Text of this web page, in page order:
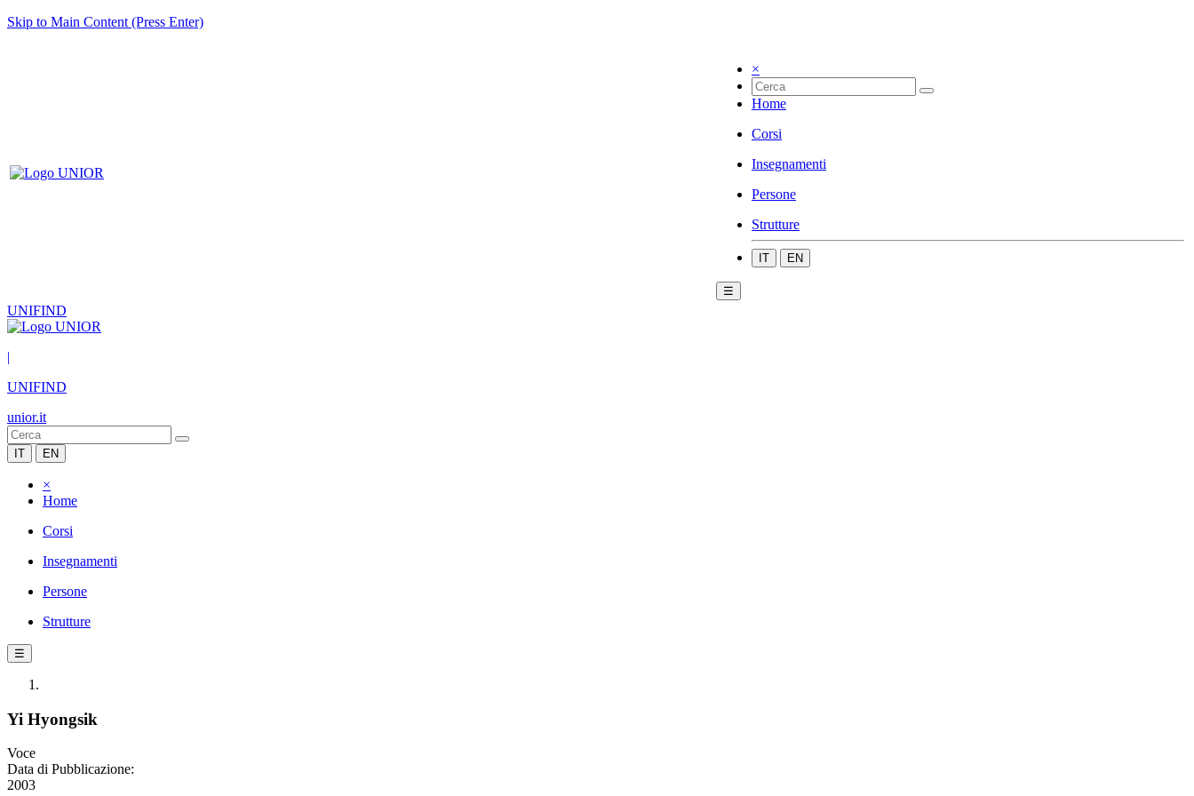
Skip to Main Content (Press Enter)
×
Home
Corsi
Insegnamenti
Persone
Strutture
IT EN
☰
UNIFIND
|
UNIFIND
unior.it
IT EN
×
Home
Corsi
Insegnamenti
Persone
Strutture
☰
Yi Hyongsik
Voce
Data di Pubblicazione:
2003